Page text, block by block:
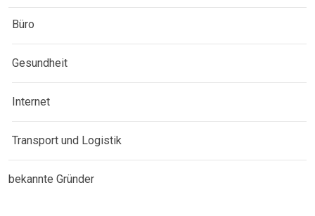
Büro
Gesundheit
Internet
Transport und Logistik
bekannte Gründer